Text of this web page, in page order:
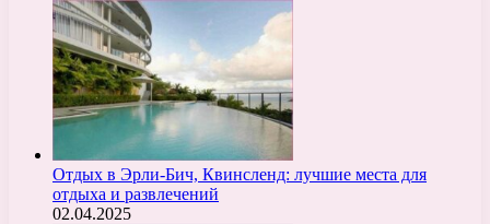
Отдых в Эрли-Бич, Квинсленд: лучшие места для
отдыха и развлечений
02.04.2025